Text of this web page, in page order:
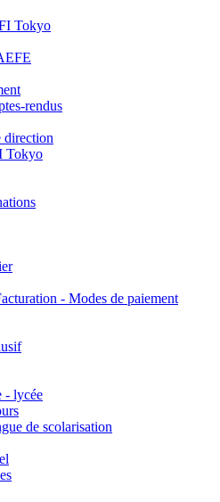
Tokyo
rendus
direction
Tokyo
- Modes de paiement
- lycée
de scolarisation